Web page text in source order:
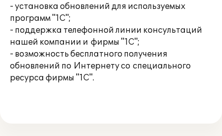
- установка обновлений для используемых
программ "1С";
- поддержка телефонной линии консультаций
нашей компании и фирмы "1С";
- возможность бесплатного получения
обновлений по Интернету со специального
ресурса фирмы "1С".